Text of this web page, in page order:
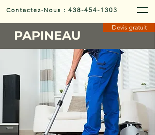
Contactez-Nous :438-454-1303
PAPINEAU
Devis gratuit